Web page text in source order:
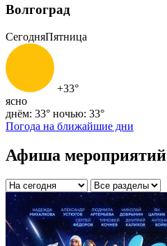
Волгоград
СегодняПятница
+33°
ясно
днём: 33° ночью: 33°
Погода на ближайшие дни
Афиша мероприятий